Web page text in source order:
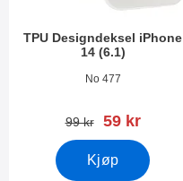
TPU Designdeksel iPhone
14 (6.1)
Varenummer 45027
No 477
gammel pris
99 kr ny pris
59 kr
Kjøp